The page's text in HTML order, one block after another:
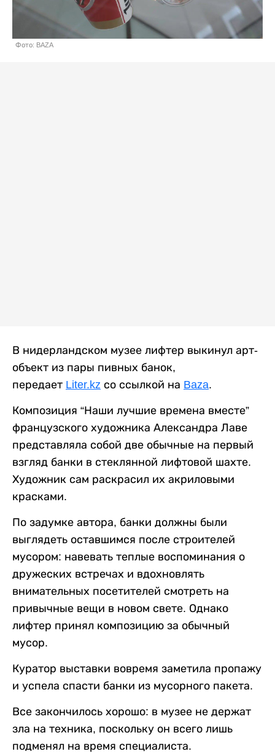
Фото: BAZA
В нидерландском музее лифтер выкинул арт-
объект из пары пивных банок,
передает Liter.kz со ссылкой на Baza.
Композиция “Наши лучшие времена вместе”
французского художника Александра Лаве
представляла собой две обычные на первый
взгляд банки в стеклянной лифтовой шахте.
Художник сам раскрасил их акриловыми
красками.
По задумке автора, банки должны были
выглядеть оставшимся после строителей
мусором: навевать теплые воспоминания о
дружеских встречах и вдохновлять
внимательных посетителей смотреть на
привычные вещи в новом свете. Однако
лифтер принял композицию за обычный
мусор.
Куратор выставки вовремя заметила пропажу
и успела спасти банки из мусорного пакета.
Все закончилось хорошо: в музее не держат
зла на техника, поскольку он всего лишь
подменял на время специалиста.